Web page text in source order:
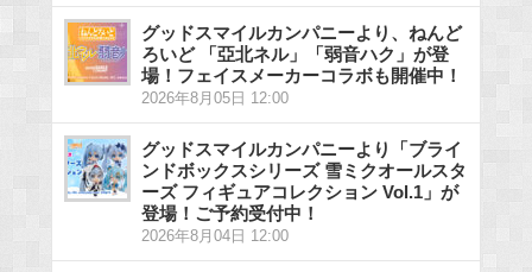
グッドスマイルカンパニーより、ねんど
ろいど 「亞北ネル」「弱音ハク」が登
場！フェイスメーカーコラボも開催中！
2026年8月05日 12:00
グッドスマイルカンパニーより「ブライ
ンドボックスシリーズ 雪ミクオールスタ
ーズ フィギュアコレクション Vol.1」が
登場！ご予約受付中！
2026年8月04日 12:00